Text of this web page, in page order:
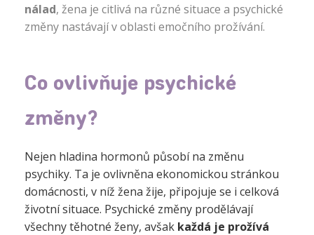
nálad, žena je citlivá na různé situace a psychické
změny nastávají v oblasti emočního prožívání.
Co ovlivňuje psychické
změny?
Nejen hladina hormonů působí na změnu
psychiky. Ta je ovlivněna ekonomickou stránkou
domácnosti, v níž žena žije, připojuje se i celková
životní situace. Psychické změny prodělávají
všechny těhotné ženy, avšak každá je prožívá